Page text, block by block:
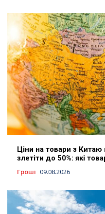
Ціни на товари з Китаю
злетіти до 50%: які
Гроші 09.08.2026